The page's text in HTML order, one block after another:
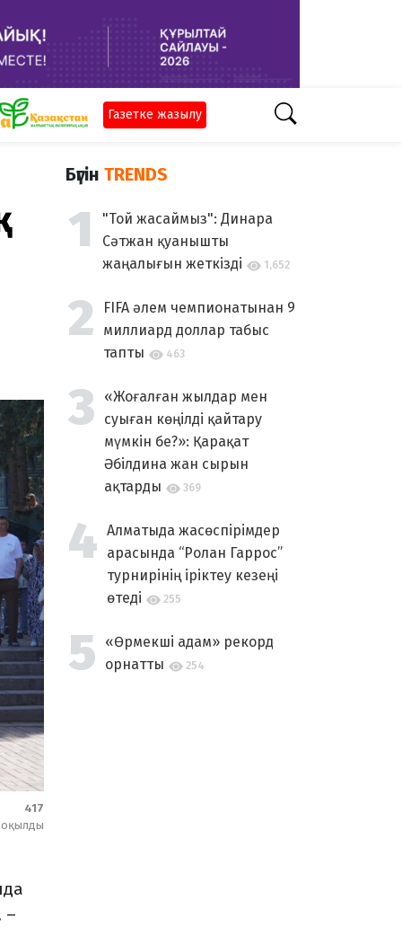
Газетке жазылу
417
оқылды
–
Бүгін TRENDS
"Той жасаймыз": Динара
Сәтжан қуанышты
жаңалығын жеткізді
1,652
FIFA әлем чемпионатынан 9
миллиард доллар табыс
тапты
463
«Жоғалған жылдар мен
суыған көңілді қайтару
мүмкін бе?»: Қарақат
Әбілдина жан сырын
ақтарды
369
Алматыда жасөспірімдер
арасында “Ролан Гаррос”
турнирінің іріктеу кезеңі
өтеді
255
«Өрмекші адам» рекорд
орнатты
254